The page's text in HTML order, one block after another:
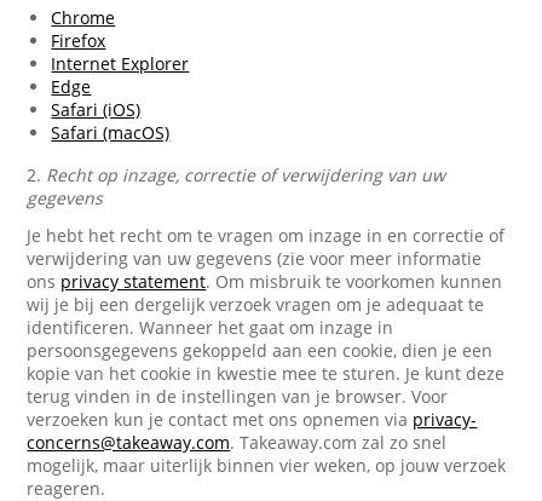
Chrome
Firefox
Internet Explorer
Edge
Safari (iOS)
Safari (macOS)
2. Recht op inzage, correctie of verwijdering van uw
gegevens
Je hebt het recht om te vragen om inzage in en correctie of
verwijdering van uw gegevens (zie voor meer informatie
ons privacy statement. Om misbruik te voorkomen kunnen
wij je bij een dergelijk verzoek vragen om je adequaat te
identificeren. Wanneer het gaat om inzage in
persoonsgegevens gekoppeld aan een cookie, dien je een
kopie van het cookie in kwestie mee te sturen. Je kunt deze
terug vinden in de instellingen van je browser. Voor
verzoeken kun je contact met ons opnemen via privacy-
concerns@takeaway.com. Takeaway.com zal zo snel
mogelijk, maar uiterlijk binnen vier weken, op jouw verzoek
reageren.